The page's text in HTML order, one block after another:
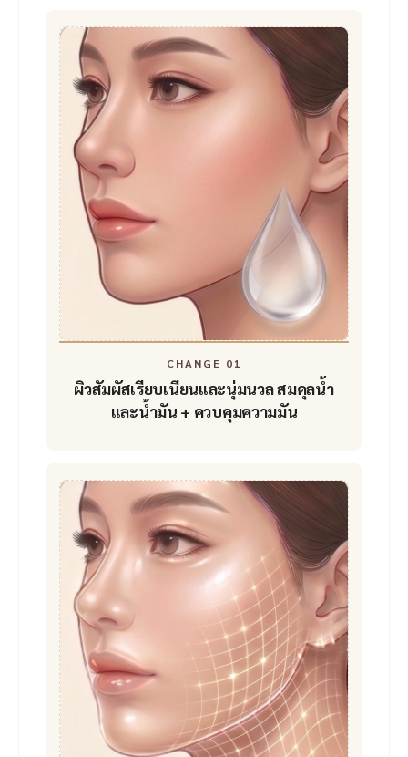
CHANGE 01
ผิวสัมผัสเรียบเนียนและนุ่มนวลสมดุลน้ำ
และน้ำมัน + ควบคุมความมัน